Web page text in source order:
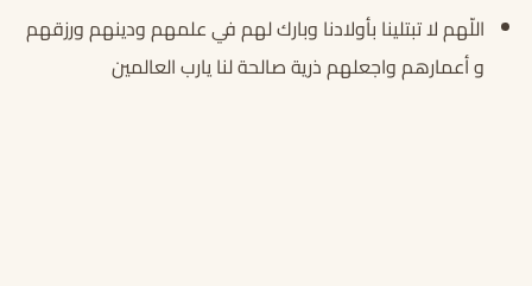
اللّهم لا تبتلينا بأولادنا وبارك لهم في علمهم ودينهم ورزقهم
و أعمارهم واجعلهم ذرية صالحة لنا يارب العالمين